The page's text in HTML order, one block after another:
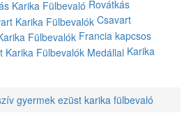
Rovátkás
Csavart
Francia kapcsos
Karika
gyermek ezüst karika fülbevaló